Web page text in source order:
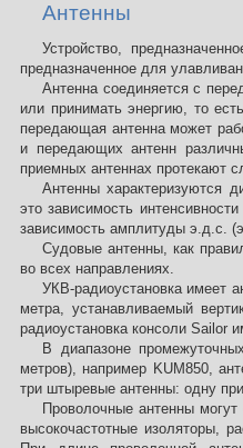
Антенны
Устройство,
предназначенное для
Антенна соединяется с
или принимать энергию, то
передающая антенна может
и передающих антенн
приемных антеннах протекают
Антенны характеризуются
это зависимость
зависимость амплитуды э.д.с.
Судовые антенны, как
во всех направлениях.
УКВ-радиоустановка имеет
метра, устанавливаемый
радиоустановка консоли Sailor
В диапазоне
метров), например KUM850,
три штыревые антенны: одну
Проволочные антенны
высокочастотные изоляторы,